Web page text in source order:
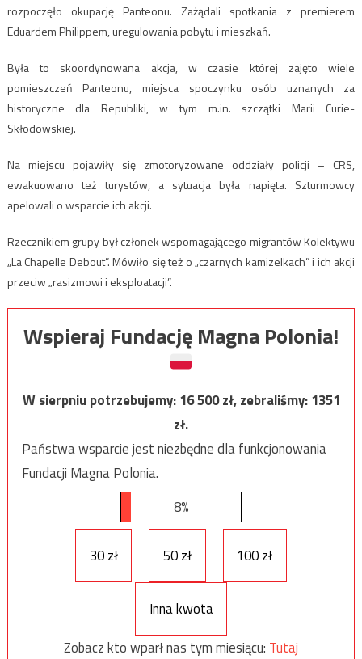
rozpoczęło okupację Panteonu. Zażądali spotkania z premierem
Eduardem Philippem, uregulowania pobytu i mieszkań.
Była to skoordynowana akcja, w czasie której zajęto wiele
pomieszczeń Panteonu, miejsca spoczynku osób uznanych za
historyczne dla Republiki, w tym m.in. szczątki Marii Curie-
Skłodowskiej.
Na miejscu pojawiły się zmotoryzowane oddziały policji – CRS,
ewakuowano też turystów, a sytuacja była napięta. Szturmowcy
apelowali o wsparcie ich akcji.
Rzecznikiem grupy był członek wspomagającego migrantów Kolektywu
„La Chapelle Debout”. Mówiło się też o „czarnych kamizelkach” i ich akcji
przeciw „rasizmowi i eksploatacji”.
Wspieraj Fundację Magna Polonia!
W sierpniu potrzebujemy:16 500zł, zebraliśmy:1351
zł.
Państwa wsparcie jest niezbędne dla funkcjonowania
Fundacji Magna Polonia.
8%
30 zł 50 zł 100 zł
Inna kwota
Zobacz kto wparł nas tym miesiącu: Tutaj